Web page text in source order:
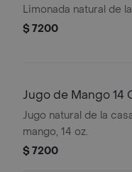
Limonada natural de
$ 7200
Jugo de Mango 14
Jugo natural de la
mango, 14 oz.
$ 7200